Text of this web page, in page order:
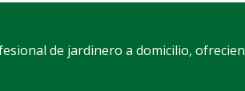
de jardinero a domicilio,